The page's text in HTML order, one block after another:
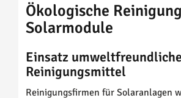
Ökologische
Solarmodule
Einsatz
Reinigungsmittel
Reinigungsfirmen für Solaranlagen